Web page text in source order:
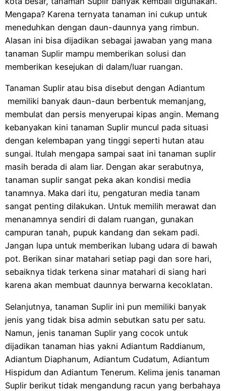
Mengapa? Karena ternyata tanaman ini cukup untuk
meneduhkan dengan daun-daunnya yang rimbun.
Alasan ini bisa dijadikan sebagai jawaban yang mana
tanaman Suplir mampu memberikan solusi dan
memberikan kesejukan di dalam/luar ruangan.
Tanaman Suplir atau bisa disebut dengan Adiantum
memiliki banyak daun-daun berbentuk memanjang,
membulat dan persis menyerupai kipas angin. Memang
kebanyakan kini tanaman Suplir muncul pada situasi
dengan kelembapan yang tinggi seperti hutan atau
sungai. Itulah mengapa sampai saat ini tanaman suplir
masih berada di alam liar. Dengan akar serabutnya,
tanaman suplir sangat peka akan kondisi media
tanamnya. Maka dari itu, pengaturan media tanam
sangat penting dilakukan. Untuk memilih merawat dan
menanamnya sendiri di dalam ruangan, gunakan
campuran tanah, pupuk kandang dan sekam padi.
Jangan lupa untuk memberikan lubang udara di bawah
pot. Berikan sinar matahari setiap pagi dan sore hari,
sebaiknya tidak terkena sinar matahari di siang hari
karena akan membuat daunnya berwarna kecoklatan.
Selanjutnya, tanaman Suplir ini pun memiliki banyak
jenis yang tidak bisa admin sebutkan satu per satu.
Namun, jenis tanaman Suplir yang cocok untuk
dijadikan tanaman hias yakni Adiantum Raddianum,
Adiantum Diaphanum, Adiantum Cudatum, Adiantum
Hispidum dan Adiantum Tenerum. Kelima jenis tanaman
Suplir berikut tidak mengandung racun yang berbahaya